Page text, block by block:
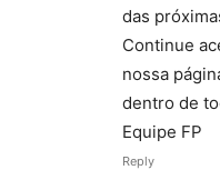
das
Continue
nossa
dentro de
Equipe FP
Reply